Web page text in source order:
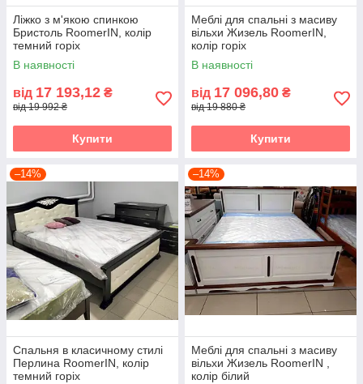
Ліжко з м'якою спинкою
Бристоль RoomerIN, колір
темний горіх
В наявності
від 17 193,12 ₴
від 19 992 ₴
Купити
Меблі для спальні з масиву
вільхи Жизель RoomerIN,
колір горіх
В наявності
від 17 096,80 ₴
від 19 880 ₴
Купити
–14%
Спальня в класичному стилі
Перлина RoomerIN, колір
темний горіх
–14%
Меблі для спальні з масиву
вільхи Жизель RoomerIN ,
колір білий